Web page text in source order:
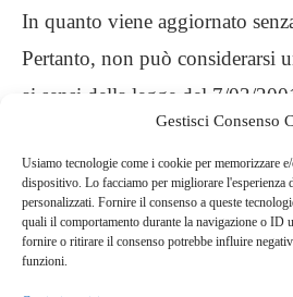
Gestisci Consenso
Usiamo tecnologie come i cookie per memorizzare
dispositivo. Lo facciamo per migliorare l'esperienza
personalizzati. Fornire il consenso a queste
quali il comportamento durante la navigazione o ID
fornire o ritirare il consenso potrebbe influire
funzioni.
In quanto viene aggiornato
Pertanto, non può considerarsi
ai sensi della legge del 7/03/
carattere personale, non è mio
alcun diritto d’autore
.